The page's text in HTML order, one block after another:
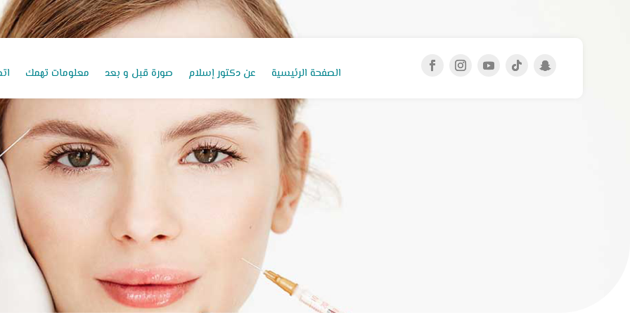
الصفحة الرئيسية عن دكتور إسلام صورة قبل و بعد معلومات تهمك